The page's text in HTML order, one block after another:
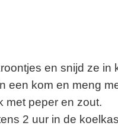
en snijd ze in
een kom en meng
met peper en zout.
2 uur in de